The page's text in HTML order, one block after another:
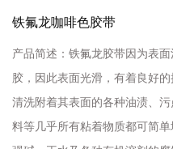
铁氟龙咖啡色胶带
产品简述： 铁氟龙胶带因为表
胶，因此表面光滑，有着良好
清洗附着其表面的各种油渍、
料等几乎所有粘着物质都可简